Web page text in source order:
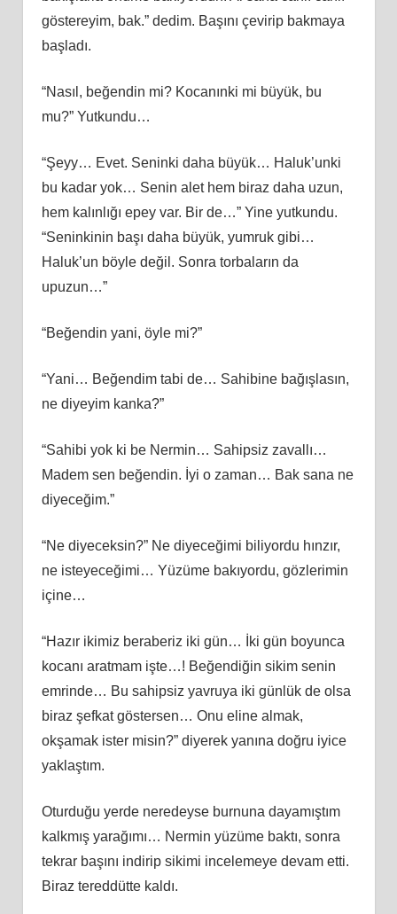
göstereyim, bak.” dedim. Başını çevirip bakmaya
başladı.
“Nasıl, beğendin mi? Kocanınki mi büyük, bu
mu?” Yutkundu…
“Şeyy… Evet. Seninki daha büyük… Haluk’unki
bu kadar yok… Senin alet hem biraz daha uzun,
hem kalınlığı epey var. Bir de…” Yine yutkundu.
“Seninkinin başı daha büyük, yumruk gibi…
Haluk’un böyle değil. Sonra torbaların da
upuzun…”
“Beğendin yani, öyle mi?”
“Yani… Beğendim tabi de… Sahibine bağışlasın,
ne diyeyim kanka?”
“Sahibi yok ki be Nermin… Sahipsiz zavallı…
Madem sen beğendin. İyi o zaman… Bak sana ne
diyeceğim.”
“Ne diyeceksin?” Ne diyeceğimi biliyordu hınzır,
ne isteyeceğimi… Yüzüme bakıyordu, gözlerimin
içine…
“Hazır ikimiz beraberiz iki gün… İki gün boyunca
kocanı aratmam işte…! Beğendiğin sikim senin
emrinde… Bu sahipsiz yavruya iki günlük de olsa
biraz şefkat göstersen… Onu eline almak,
okşamak ister misin?” diyerek yanına doğru iyice
yaklaştım.
Oturduğu yerde neredeyse burnuna dayamıştım
kalkmış yarağımı… Nermin yüzüme baktı, sonra
tekrar başını indirip sikimi incelemeye devam etti.
Biraz tereddütte kaldı.